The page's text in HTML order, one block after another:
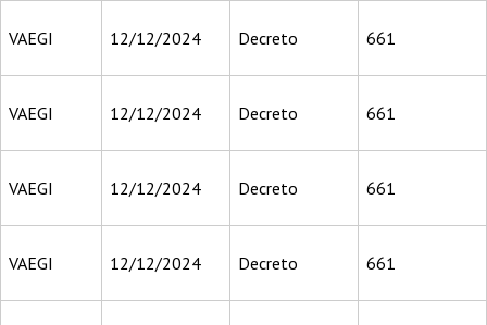
VAEGI 12/12/2024 Decreto 661
VAEGI 12/12/2024 Decreto 661
VAEGI 12/12/2024 Decreto 661
VAEGI 12/12/2024 Decreto 661